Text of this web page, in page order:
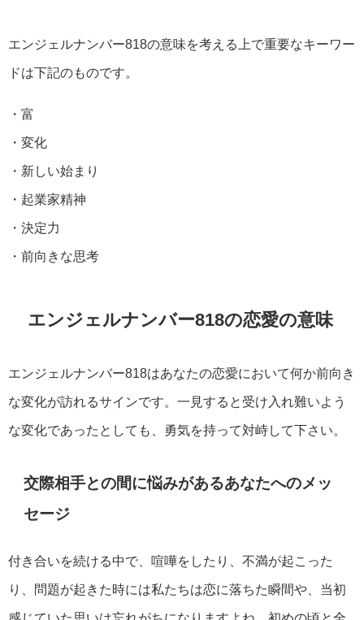
エンジェルナンバー818の意味を考える上で重要なキーワー
ドは下記のものです。
・富
・変化
・新しい始まり
・起業家精神
・決定力
・前向きな思考
エンジェルナンバー818の恋愛の意味
エンジェルナンバー818はあなたの恋愛において何か前向き
な変化が訪れるサインです。一見すると受け入れ難いよう
な変化であったとしても、勇気を持って対峙して下さい。
交際相手との間に悩みがあるあなたへのメッ
セージ
付き合いを続ける中で、喧嘩をしたり、不満が起こった
り、問題が起きた時には私たちは恋に落ちた瞬間や、当初